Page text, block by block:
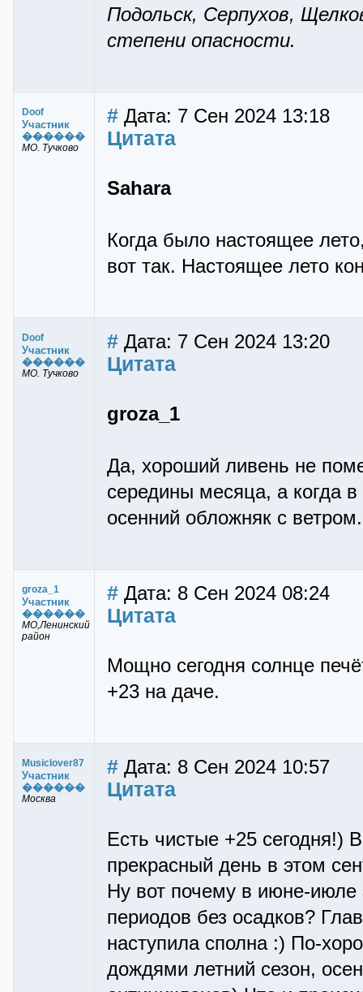
Подольск, Серпухов,
степени опасности.
Doof
Участник
������
МО. Тучково
# Дата: 7 Сен 2024 13:18
Цитата
Sahara
Когда было настоящее
вот так. Настоящее лето
Doof
Участник
������
МО. Тучково
# Дата: 7 Сен 2024 13:20
Цитата
groza_1
Да, хороший ливень не
середины месяца, а когда
осенний обложняк с ветром.
groza_1
Участник
������
МО,Ленинский
район
# Дата: 8 Сен 2024 08:24
Цитата
Мощно сегодня солнце
+23 на даче.
Musiclover87
Участник
������
Москва
# Дата: 8 Сен 2024 10:57
Цитата
Есть чистые +25 сегодня!)
прекрасный день в этом
Ну вот почему в июне-июле
периодов без осадков?
наступила сполна :) По-
дождями летний сезон,